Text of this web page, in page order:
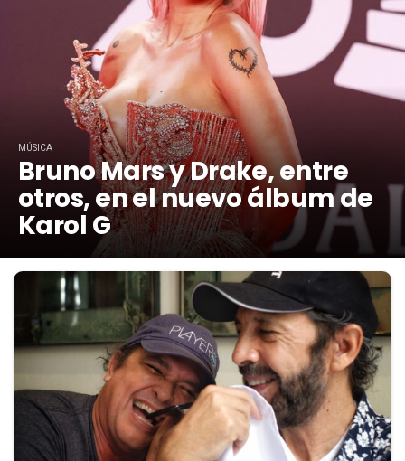
MÚSICA
Bruno Mars y Drake, entre
otros, en el nuevo álbum de
Karol G